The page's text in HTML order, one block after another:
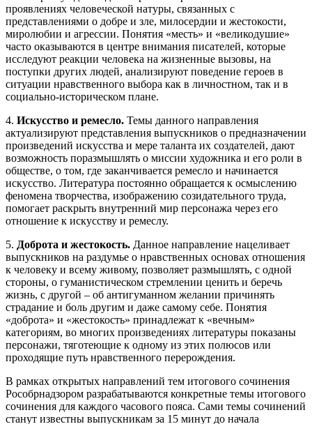
проявлениях человеческой натуры, связанных с
представлениями о добре и зле, милосердии и жестокости,
миролюбии и агрессии. Понятия «месть» и «великодушие»
часто оказываются в центре внимания писателей, которые
исследуют реакции человека на жизненные вызовы, на
поступки других людей, анализируют поведение героев в
ситуации нравственного выбора как в личностном, так и в
социально-историческом плане.
4. Искусство и ремесло. Темы данного направления
актуализируют представления выпускников о предназначении
произведений искусства и мере таланта их создателей, дают
возможность поразмышлять о миссии художника и его роли в
обществе, о том, где заканчивается ремесло и начинается
искусство. Литература постоянно обращается к осмыслению
феномена творчества, изображению созидательного труда,
помогает раскрыть внутренний мир персонажа через его
отношение к искусству и ремеслу.
5. Доброта и жестокость. Данное направление нацеливает
выпускников на раздумье о нравственных основах отношения
к человеку и всему живому, позволяет размышлять, с одной
стороны, о гуманистическом стремлении ценить и беречь
жизнь, с другой – об антигуманном желании причинять
страдание и боль другим и даже самому себе. Понятия
«доброта» и «жестокость» принадлежат к «вечным»
категориям, во многих произведениях литературы показаны
персонажи, тяготеющие к одному из этих полюсов или
проходящие путь нравственного перерождения.
В рамках открытых направлений тем итогового сочинения
Рособрнадзором разрабатываются конкретные темы итогового
сочинения для каждого часового пояса. Сами темы сочинений
станут известны выпускникам за 15 минут до начала